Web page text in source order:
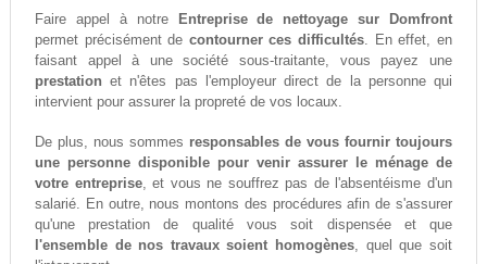
Faire appel à notre
Entreprise de nettoyage sur Domfront
permet précisément de contourner ces difficultés. En effet, en
faisant appel à une société sous-traitante, vous payez une
prestation et n'êtes pas l'employeur direct de la personne qui
intervient pour assurer la propreté de vos locaux.
De plus, nous sommes responsables de vous fournir toujours
une personne disponible pour venir assurer le ménage de
votre entreprise, et vous ne souffrez pas de l'absentéisme d'un
salarié. En outre, nous montons des procédures afin de s'assurer
qu'une prestation de qualité vous soit dispensée et que
l'ensemble de nos travaux soient homogènes, quel que soit